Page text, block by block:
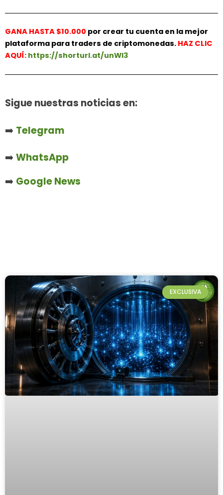
GANA HASTA $10.000 por crear tu cuenta en la mejor
plataforma para traders de criptomonedas. HAZ CLIC
AQUÍ: https://shorturl.at/unWl3
Sigue nuestras noticias en:
➡️ Telegram
➡️WhatsApp
➡️ Google News
EXCLUSIVA